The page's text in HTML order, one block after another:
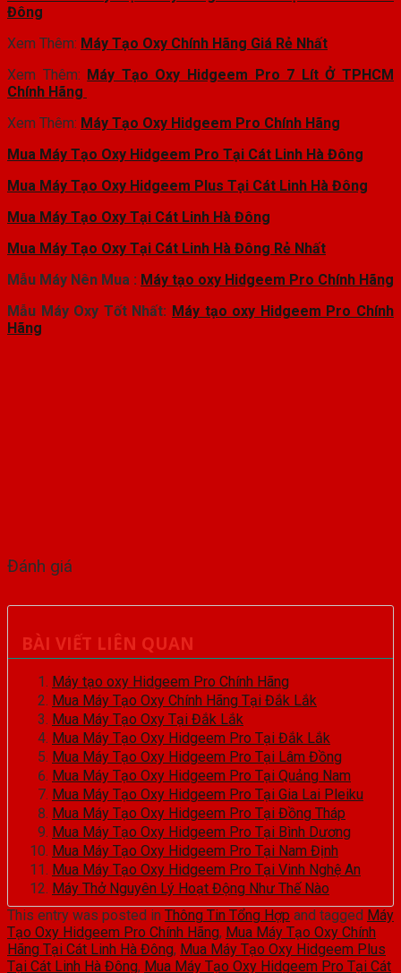
Đông
Xem Thêm: Máy Tạo Oxy Chính Hãng Giá Rẻ Nhất
Xem Thêm: Máy Tạo Oxy Hidgeem Pro 7 Lít Ở TPHCM
Chính Hãng
Xem Thêm: Máy Tạo Oxy Hidgeem Pro Chính Hãng
Mua Máy Tạo Oxy Hidgeem Pro Tại Cát Linh Hà Đông
Mua Máy Tạo Oxy Hidgeem Plus Tại Cát Linh Hà Đông
Mua Máy Tạo Oxy Tại Cát Linh Hà Đông
Mua Máy Tạo Oxy Tại Cát Linh Hà Đông Rẻ Nhất
Mẫu Máy Nên Mua : Máy tạo oxy Hidgeem Pro Chính Hãng
Mẫu Máy Oxy Tốt Nhất: Máy tạo oxy Hidgeem Pro Chính
Hãng
Đánh giá
BÀI VIẾT LIÊN QUAN
Máy tạo oxy Hidgeem Pro Chính Hãng
Mua Máy Tạo Oxy Chính Hãng Tại Đắk Lắk
Mua Máy Tạo Oxy Tại Đắk Lắk
Mua Máy Tạo Oxy Hidgeem Pro Tại Đắk Lắk
Mua Máy Tạo Oxy Hidgeem Pro Tại Lâm Đồng
Mua Máy Tạo Oxy Hidgeem Pro Tại Quảng Nam
Mua Máy Tạo Oxy Hidgeem Pro Tại Gia Lai Pleiku
Mua Máy Tạo Oxy Hidgeem Pro Tại Đồng Tháp
Mua Máy Tạo Oxy Hidgeem Pro Tại Bình Dương
Mua Máy Tạo Oxy Hidgeem Pro Tại Nam Định
Mua Máy Tạo Oxy Hidgeem Pro Tại Vinh Nghệ An
Máy Thở Nguyên Lý Hoạt Động Như Thế Nào
This entry was posted in Thông Tin Tổng Hợp and tagged Máy
Tạo Oxy Hidgeem Pro Chính Hãng, Mua Máy Tạo Oxy Chính
Hãng Tại Cát Linh Hà Đông, Mua Máy Tạo Oxy Hidgeem Plus
Tại Cát Linh Hà Đông, Mua Máy Tạo Oxy Hidgeem Pro Tại Cát